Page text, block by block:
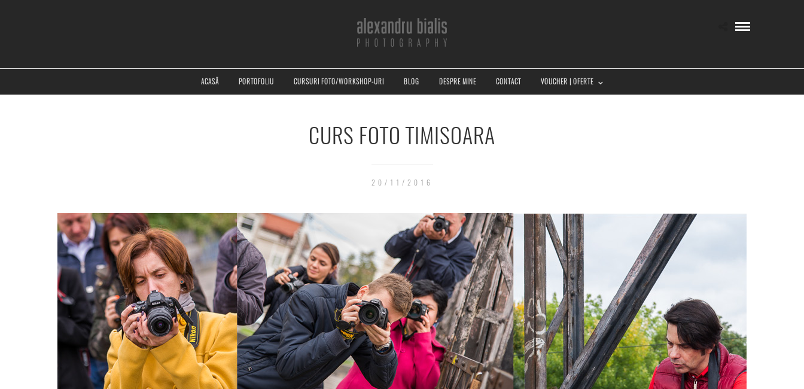
ACASĂ PORTOFOLIU CURSURI FOTO/WORKSHOP-URI BLOG DESPRE MINE CONTACT VOUCHER | OFERTE
CURS FOTO TIMISOARA
20/11/2016